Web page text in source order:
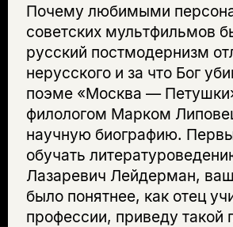
Почему любимыми
советских мультфильмов
русский постмодернизм
нерусского и за что Бог
поэме «Москва —
филологом Марком
научную биографию.
обучать
Лазаревич Лейдерман,
было понятнее, как отец
профессии, приведу такой